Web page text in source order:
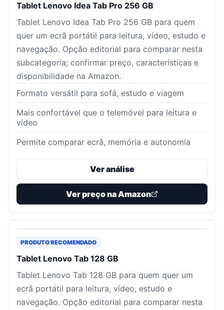
Tablet Lenovo Idea Tab Pro 256 GB
Tablet Lenovo Idea Tab Pro 256 GB para quem
quer um ecrã portátil para leitura, vídeo, estudo e
navegação. Opção editorial para comparar nesta
subcategoria; confirmar preço, características e
disponibilidade na Amazon.
Formato versátil para sofá, estudo e viagem
Mais confortável que o telemóvel para leitura e
vídeo
Permite comparar ecrã, memória e autonomia
Ver análise
Ver preço na Amazon
PRODUTO RECOMENDADO
Tablet Lenovo Tab 128 GB
Tablet Lenovo Tab 128 GB para quem quer um
ecrã portátil para leitura, vídeo, estudo e
navegação. Opção editorial para comparar nesta